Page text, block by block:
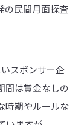
の民間月面探査
スポンサー企
間は賞金なしの
時期やルールな